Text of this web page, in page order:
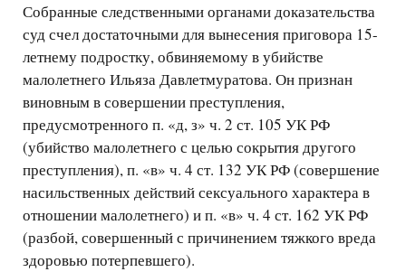
Собранные следственными органами доказательства
суд счел достаточными для вынесения приговора 15-
летнему подростку, обвиняемому в убийстве
малолетнего Ильяза Давлетмуратова. Он признан
виновным в совершении преступления,
предусмотренного п. «д, з» ч. 2 ст. 105 УК РФ
(убийство малолетнего с целью сокрытия другого
преступления), п. «в» ч. 4 ст. 132 УК РФ (совершение
насильственных действий сексуального характера в
отношении малолетнего) и п. «в» ч. 4 ст. 162 УК РФ
(разбой, совершенный с причинением тяжкого вреда
здоровью потерпевшего).